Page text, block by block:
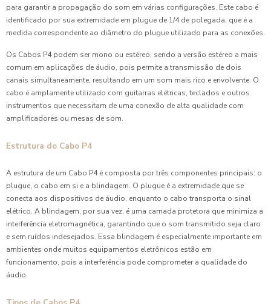
para garantir a propagação do som em várias configurações. Este cabo é
identificado por sua extremidade em plugue de 1/4 de polegada, que é a
medida correspondente ao diâmetro do plugue utilizado para as conexões.
Os Cabos P4 podem ser mono ou estéreo, sendo a versão estéreo a mais
comum em aplicações de áudio, pois permite a transmissão de dois
canais simultaneamente, resultando em um som mais rico e envolvente. O
cabo é amplamente utilizado com guitarras elétricas, teclados e outros
instrumentos que necessitam de uma conexão de alta qualidade com
amplificadores ou mesas de som.
Estrutura do Cabo P4
A estrutura de um Cabo P4 é composta por três componentes principais: o
plugue, o cabo em si e a blindagem. O plugue é a extremidade que se
conecta aos dispositivos de áudio, enquanto o cabo transporta o sinal
elétrico. A blindagem, por sua vez, é uma camada protetora que minimiza a
interferência eletromagnética, garantindo que o som transmitido seja claro
e sem ruídos indesejados. Essa blindagem é especialmente importante em
ambientes onde muitos equipamentos eletrônicos estão em
funcionamento, pois a interferência pode comprometer a qualidade do
áudio.